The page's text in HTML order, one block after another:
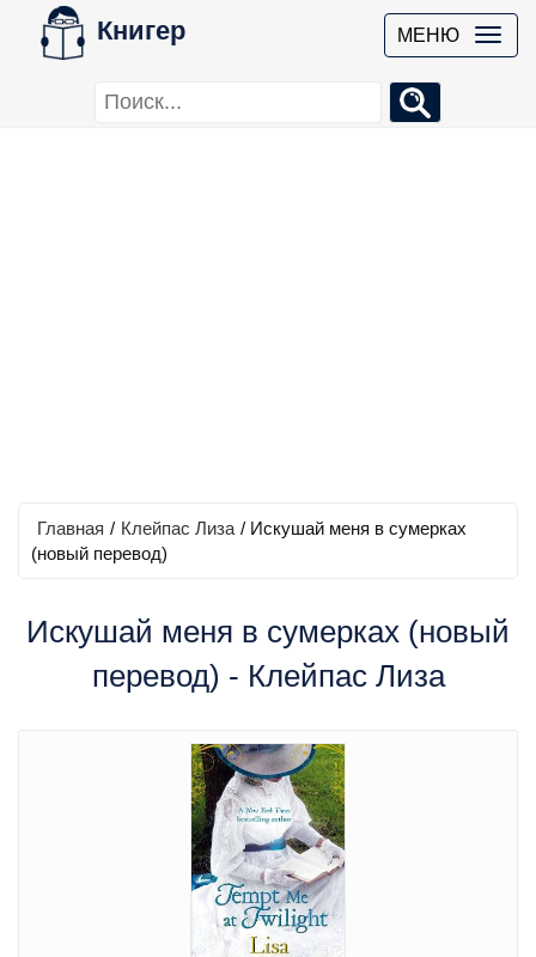
Книгер МЕНЮ
Главная / Клейпас Лиза / Искушай меня в сумерках
(новый перевод)
Искушай меня в сумерках (новый
перевод) - Клейпас Лиза